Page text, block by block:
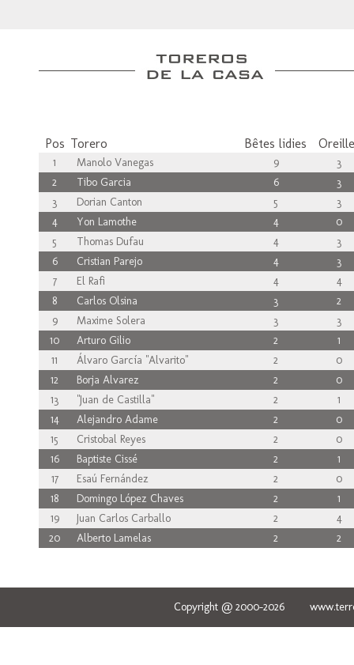
Pos Torero Bêtes lidies
1 Manolo Vanegas 9
3
2
Tibo Garcia 6
3
3
Dorian Canton 5
3
4
Yon Lamothe 4
0
5
Thomas Dufau 4
3
6
Cristian Parejo 4
3
7
El Rafi 4
4
8
Carlos Olsina 3
2
9
Maxime Solera 3
3
10
Arturo Gilio 2
1
11
Álvaro García "Alvarito" 2
0
12
Borja Alvarez 2
0
13
"Juan de Castilla" 2
1
14
Alejandro Adame 2
0
15
Cristobal Reyes 2
0
16
Baptiste Cissé 2
1
17
Esaú Fernández 2
0
18
Domingo López Chaves 2
1
19
Juan Carlos Carballo 2
4
20
Alberto Lamelas 2 2
Copyright @ 2000-2026